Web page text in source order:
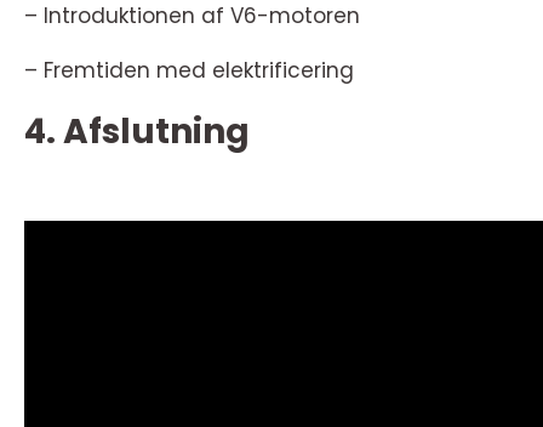
– Introduktionen af V6-motoren
– Fremtiden med elektrificering
4. Afslutning